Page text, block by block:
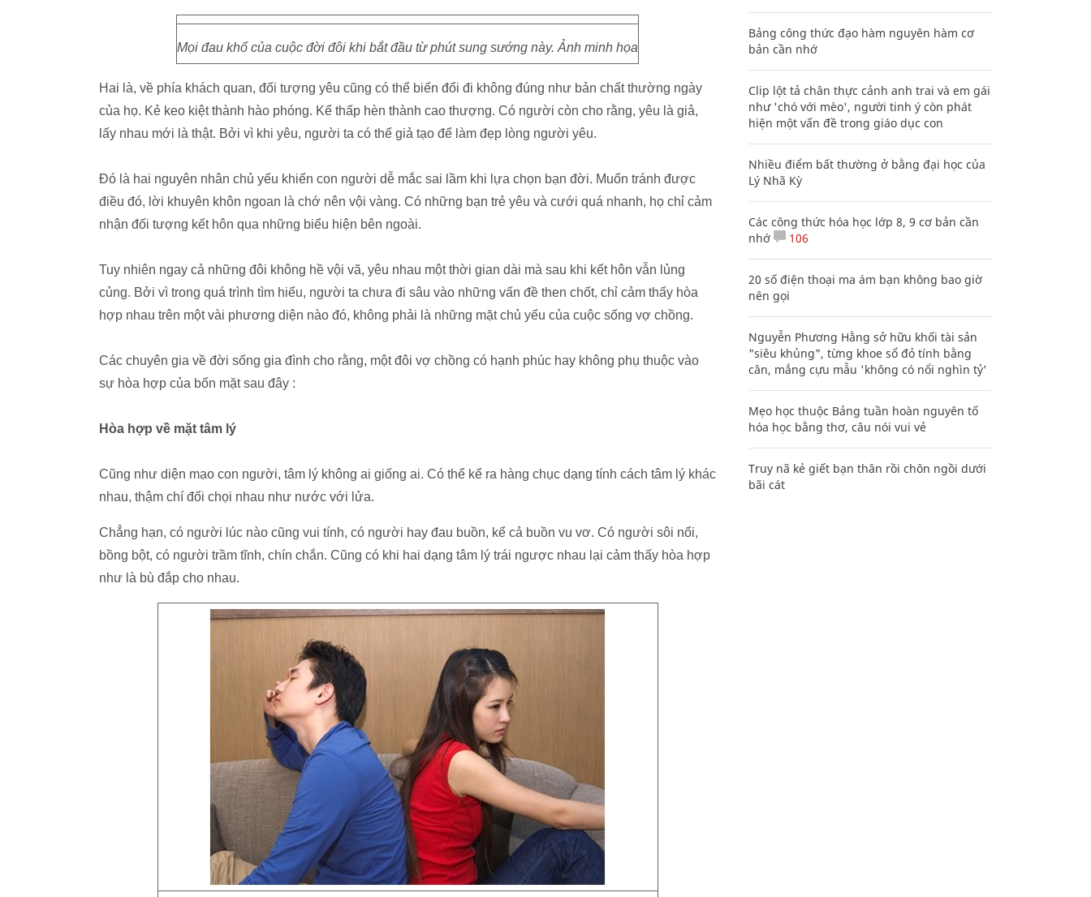
Mọi đau khổ của cuộc đời đôi khi bắt đầu từ phút sung sướng này. Ảnh minh họa
Hai là, về phía khách quan, đối tượng yêu cũng có thể biến đổi đi không đúng như bản chất thường ngày
của họ. Kẻ keo kiệt thành hào phóng. Kể thấp hèn thành cao thượng. Có người còn cho rằng, yêu là giả,
lấy nhau mới là thật. Bởi vì khi yêu, người ta có thể giả tạo để làm đẹp lòng người yêu.
Đó là hai nguyên nhân chủ yếu khiến con người dễ mắc sai lầm khi lựa chọn bạn đời. Muốn tránh được
điều đó, lời khuyên khôn ngoan là chớ nên vội vàng. Có những bạn trẻ yêu và cưới quá nhanh, họ chỉ cảm
nhận đối tượng kết hôn qua những biểu hiện bên ngoài.
Tuy nhiên ngay cả những đôi không hề vội vã, yêu nhau một thời gian dài mà sau khi kết hôn vẫn lủng
củng. Bởi vì trong quá trình tìm hiểu, người ta chưa đi sâu vào những vấn đề then chốt, chỉ cảm thấy hòa
hợp nhau trên một vài phương diện nào đó, không phải là những mặt chủ yếu của cuộc sống vợ chồng.
Các chuyên gia về đời sống gia đình cho rằng, một đôi vợ chồng có hạnh phúc hay không phụ thuộc vào
sự hòa hợp của bốn mặt sau đây :
Hòa hợp về mặt tâm lý
Cũng như diện mạo con người, tâm lý không ai giống ai. Có thể kể ra hàng chục dạng tính cách tâm lý khác
nhau, thậm chí đối chọi nhau như nước với lửa.
Chẳng hạn, có người lúc nào cũng vui tính, có người hay đau buồn, kể cả buồn vu vơ. Có người sôi nổi,
bồng bột, có người trầm tĩnh, chín chắn. Cũng có khi hai dạng tâm lý trái ngược nhau lại cảm thấy hòa hợp
như là bù đắp cho nhau.
Bảng công thức đạo hàm nguyên hàm cơ
bản cần nhớ
Clip lột tả chân thực cảnh anh trai và em gái
như 'chó với mèo', người tinh ý còn phát
hiện một vấn đề trong giáo dục con
Nhiều điểm bất thường ở bằng đại học của
Lý Nhã Kỳ
Các công thức hóa học lớp 8, 9 cơ bản cần
nhớ
106
20 số điện thoại ma ám bạn không bao giờ
nên gọi
Nguyễn Phương Hằng sở hữu khối tài sản
"siêu khủng", từng khoe sổ đỏ tính bằng
cân, mắng cựu mẫu 'không có nổi nghìn tỷ'
Mẹo học thuộc Bảng tuần hoàn nguyên tố
hóa học bằng thơ, câu nói vui vẻ
Truy nã kẻ giết bạn thân rồi chôn ngồi dưới
bãi cát